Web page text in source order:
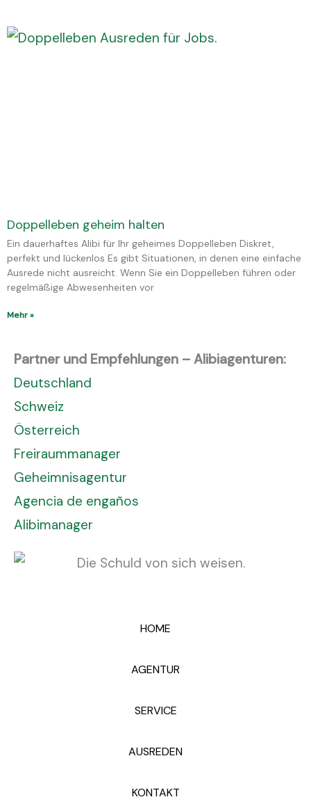
Doppelleben geheim halten
Ein dauerhaftes Alibi für Ihr geheimes Doppelleben Diskret,
perfekt und lückenlos Es gibt Situationen, in denen eine einfache
Ausrede nicht ausreicht. Wenn Sie ein Doppelleben führen oder
regelmäßige Abwesenheiten vor
Mehr »
Partner und Empfehlungen – Alibiagenturen:
Deutschland
Schweiz
Österreich
Freiraummanager
Geheimnisagentur
Agencia de engaños
Alibimanager
HOME
AGENTUR
SERVICE
AUSREDEN
KONTAKT